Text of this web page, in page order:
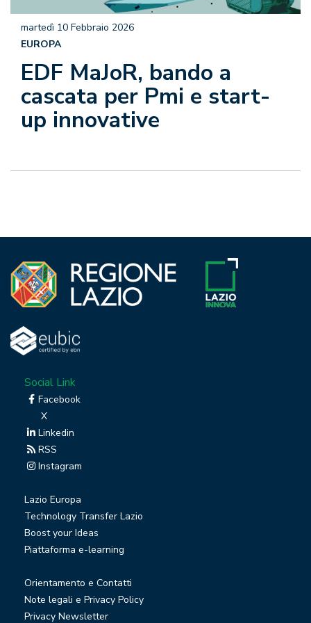
EDF MaJoR, bando a
cascata per Pmi e start-
up innovative
martedì 10 Febbraio 2026
EUROPA
Social Link
Facebook
X
Linkedin
RSS
Instagram
Lazio Europa
Technology Transfer Lazio
Boost your Ideas
Piattaforma e-learning
Orientamento e Contatti
Note legali e Privacy Policy
Privacy Newsletter